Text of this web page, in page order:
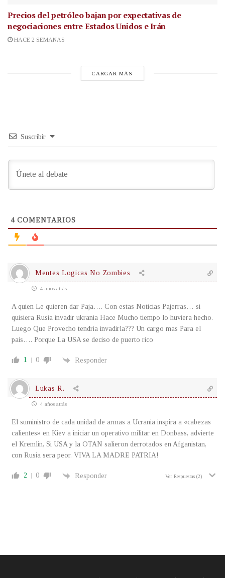
Precios del petróleo bajan por expectativas de
negociaciones entre Estados Unidos e Irán
HACE 2 SEMANAS
CARGAR MÁS
Suscribir
4COMENTARIOS
Mentes Logicas No Zombies
4 años atrás
A quien Le quieren dar Paja…. Con estas Noticias Pajerras… si
quisiera Rusia invadir ukrania Hace Mucho tiempo lo huviera hecho.
Luego Que Provecho tendria invadirla??? Un cargo mas Para el
pais…. Porque La USA se deciso de puerto rico
1 0 Responder
Lukas R.
4 años atrás
El suministro de cada unidad de armas a Ucrania inspira a «cabezas
calientes» en Kiev a iniciar un operativo militar en Donbass, advierte
el Kremlin, Si USA y la OTAN salieron derrotados en Afganistan,
con Rusia sera peor. VIVA LA MADRE PATRIA!
2 0 Responder Ver Respuestas (2)